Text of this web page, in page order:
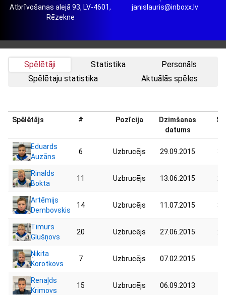
Atbrīvošanas alejā 93, LV-4601,
Rēzekne
janislauris@inboxx.lv
Spēlētāji Statistika
Personāls
Spēlētaju statistika
Aktuālās spēles
Spēlētājs # Pozīcija
Dzimšanas
datums
Eduards
Auzāns
6 Uzbrucējs 29.09.2015
Rinalds
Bokta
11 Uzbrucējs 13.06.2015
Artēmijs
Dembovskis
14 Uzbrucējs 11.07.2015
Timurs
Glušņovs
20 Uzbrucējs 27.06.2015
Ņikita
Korotkovs
7 Uzbrucējs 07.02.2015
Renaļds
Krimovs
15 Uzbrucējs 06.09.2013